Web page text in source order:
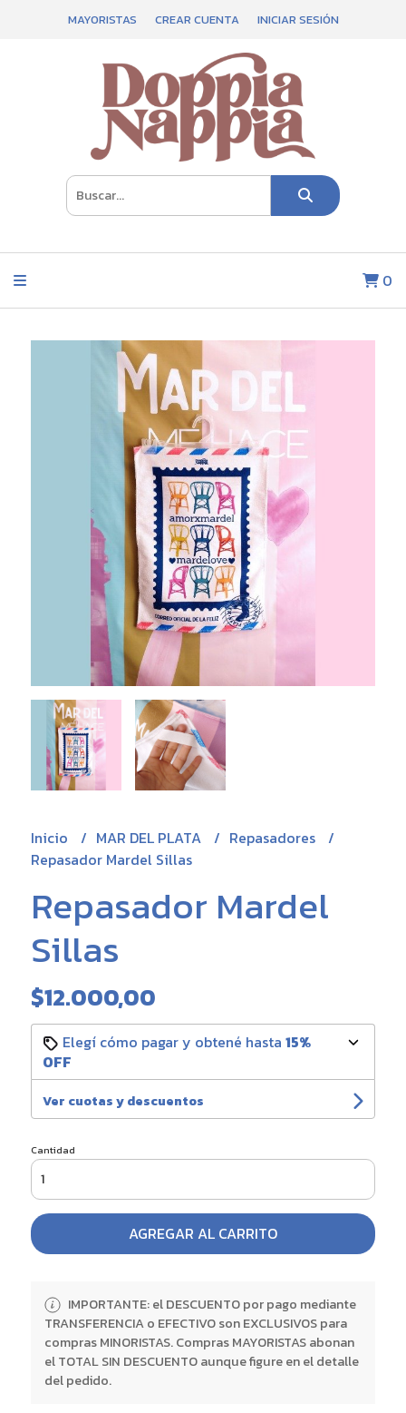
MAYORISTAS CREAR CUENTA INICIAR SESIÓN
0
Inicio MAR DEL PLATA
Repasadores
Repasador Mardel Sillas
Repasador Mardel
Sillas
$12.000,00
Elegí cómo pagar y obtené hasta 15%
OFF
Ver cuotas y descuentos
Cantidad
AGREGAR AL CARRITO
IMPORTANTE: el DESCUENTO por pago mediante
TRANSFERENCIA o EFECTIVO son EXCLUSIVOS para
compras MINORISTAS. Compras MAYORISTAS abonan
el TOTAL SIN DESCUENTO aunque figure en el detalle
del pedido.